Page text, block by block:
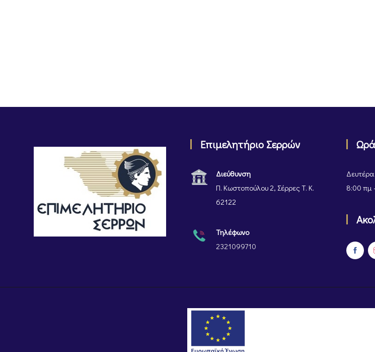
Επιμελητήριο Σερρών
Διεύθυνση
Π. Κωστοπούλου 2, Σέρρες Τ. Κ.
62122
Τηλέφωνο
2321099710
8:00 πμ